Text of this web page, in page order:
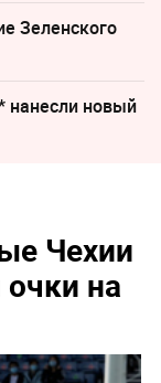
Зеленского
нанесли новый
Чехии
на